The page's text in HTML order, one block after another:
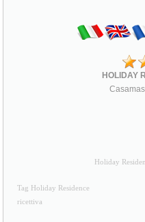
HOLIDAY
Holiday
Tag Holiday Residence
ricettiva